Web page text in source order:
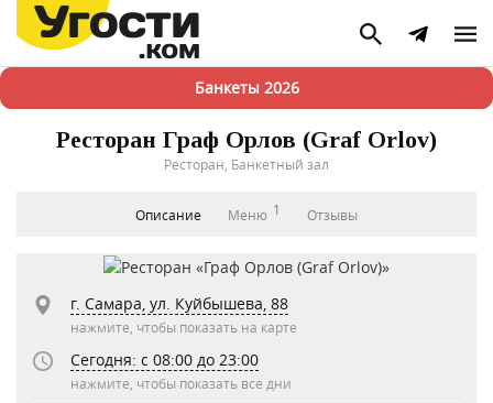
Банкеты 2026
Ресторан Граф Орлов (Graf Orlov)
Ресторан, Банкетный зал
Описание Меню 1 Отзывы
г. Самара, ул. Куйбышева, 88
нажмите, чтобы показать на карте
Сегодня: c 08:00 до 23:00
нажмите, чтобы показать все дни